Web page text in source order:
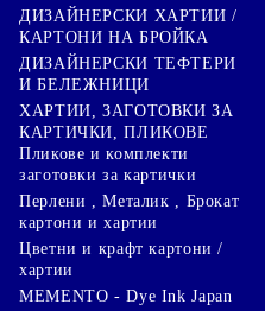
ДИЗАЙНЕРСКИ ХАРТИИ /
КАРТОНИ НА БРОЙКА
ДИЗАЙНЕРСКИ ТЕФТЕРИ
И БЕЛЕЖНИЦИ
ХАРТИИ, ЗАГОТОВКИ ЗА
КАРТИЧКИ, ПЛИКОВЕ
Пликове и комплекти
заготовки за картички
Перлени , Металик , Брокат
картони и хартии
Цветни и крафт картони /
хартии
MEMENTO - Dye Ink Japan